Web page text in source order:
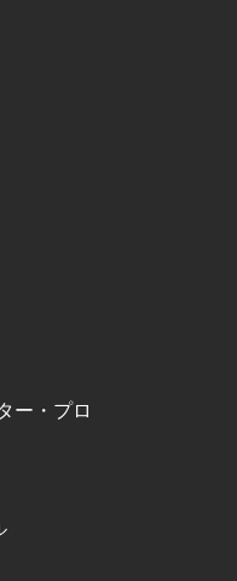
ー・プロ